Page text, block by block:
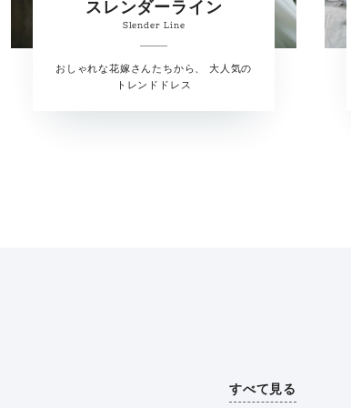
スレンダーライン
Slender Line
おしゃれな花嫁さんたちから、 大人気の
トレンドドレス
すべて見る